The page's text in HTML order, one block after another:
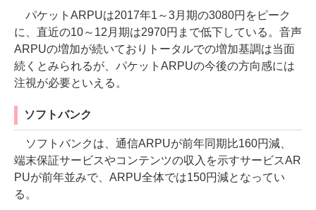
パケットARPUは2017年1～3月期の3080円をピーク
に、直近の10～12月期は2970円まで低下している。音声
ARPUの増加が続いておりトータルでの増加基調は当面
続くとみられるが、パケットARPUの今後の方向感には
注視が必要といえる。
ソフトバンク
ソフトバンクは、通信ARPUが前年同期比160円減、
端末保証サービスやコンテンツの収入を示すサービスAR
PUが前年並みで、ARPU全体では150円減となってい
る。